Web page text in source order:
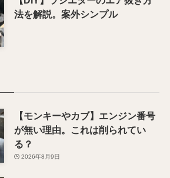
法を解説。案外シンプル
【モンキーやカブ】エンジン番号
が無い理由。これは削られてい
る？
2026年8月9日